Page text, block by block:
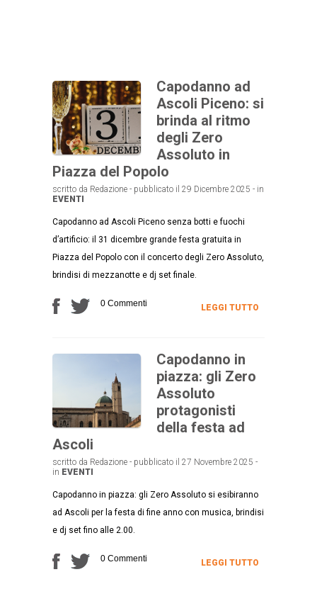
Capodanno ad
Ascoli Piceno: si
brinda al ritmo
degli Zero
Assoluto in
Piazza del Popolo
scritto da Redazione - pubblicato il 29 Dicembre 2025 - in
EVENTI
Capodanno ad Ascoli Piceno senza botti e fuochi
d’artificio: il 31 dicembre grande festa gratuita in
Piazza del Popolo con il concerto degli Zero Assoluto,
brindisi di mezzanotte e dj set finale.
0 Commenti LEGGI TUTTO
Capodanno in
piazza: gli Zero
Assoluto
protagonisti
della festa ad
Ascoli
scritto da Redazione - pubblicato il 27 Novembre 2025 -
in EVENTI
Capodanno in piazza: gli Zero Assoluto si esibiranno
ad Ascoli per la festa di fine anno con musica, brindisi
e dj set fino alle 2.00.
0 Commenti LEGGI TUTTO